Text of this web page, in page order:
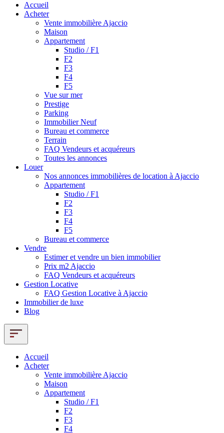
Accueil
Acheter
Vente immobilière Ajaccio
Maison
Appartement
Studio / F1
F2
F3
F4
F5
Vue sur mer
Prestige
Parking
Immobilier Neuf
Bureau et commerce
Terrain
FAQ Vendeurs et acquéreurs
Toutes les annonces
Louer
Nos annonces immobilières de location à Ajaccio
Appartement
Studio / F1
F2
F3
F4
F5
Bureau et commerce
Vendre
Estimer et vendre un bien immobilier
Prix m2 Ajaccio
FAQ Vendeurs et acquéreurs
Gestion Locative
FAQ Gestion Locative à Ajaccio
Immobilier de luxe
Blog
Accueil
Acheter
Vente immobilière Ajaccio
Maison
Appartement
Studio / F1
F2
F3
F4